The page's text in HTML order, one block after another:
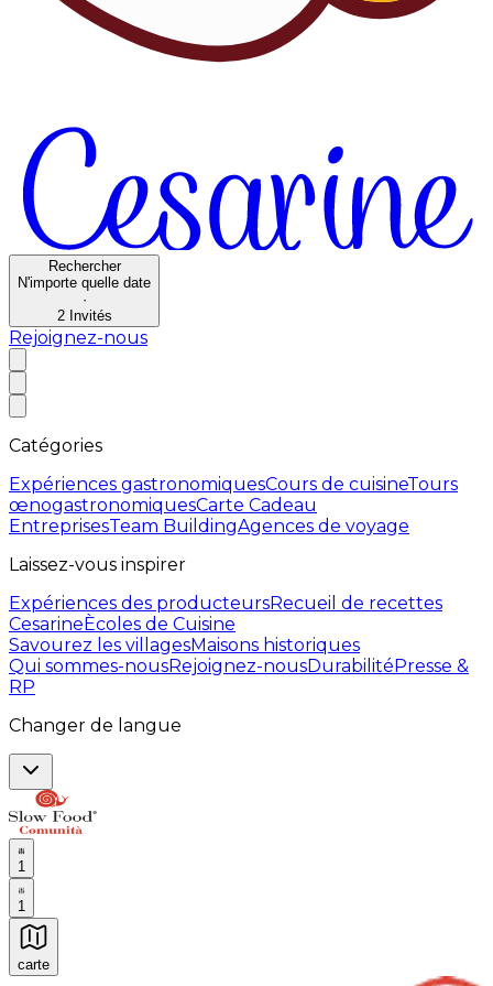
Rechercher
N'importe quelle date
·
2 Invités
Rejoignez-nous
Catégories
Expériences gastronomiquesCours de cuisineTours
œnogastronomiquesCarte Cadeau
EntreprisesTeam BuildingAgences de voyage
Laissez-vous inspirer
Expériences des producteursRecueil de recettes
CesarineÈcoles de Cuisine
Savourez les villagesMaisons historiques
Qui sommes-nousRejoignez-nousDurabilitéPresse &
RP
Changer de langue
1
1
carte